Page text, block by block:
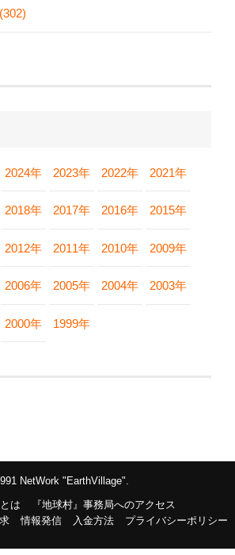
2024年 2023年 2022年 2021年
2018年 2017年 2016年 2015年
2012年 2011年 2010年 2009年
2006年 2005年 2004年 2003年
2000年 1999年
NetWork "EarthVillage".
は
『地球村』事務局へのアクセス
情報発信 入金方法 プライバシーポリシー